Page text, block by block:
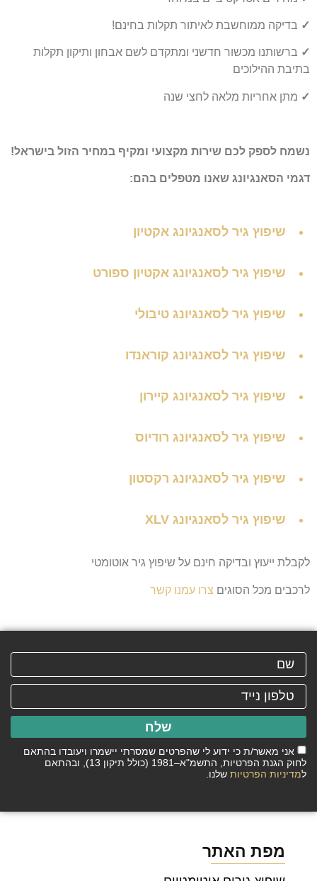
✓ בדיקה ממוחשבת לאיתור תקלות בחינם!
✓ ברשותנו מכשור חדשני ומתקדם לשם אבחון ותיקון תקלות
בתיבת ההילוכים
✓ מתן אחריות מלאה לחצי שנה
נשמח לספק לכם שירות מקצועי ומקיף במחיר הזול בישראל!
דגמי הסאנגיונג שאנו מטפלים בהם:
שיפוץ גיר לסאנגיונג אקטיון
שיפוץ גיר לסאנגיונג אקטיון ספורט
שיפוץ גיר לסאנגיונג טיבולי
שיפוץ גיר לסאנגיונג קוראנדו
שיפוץ גיר לסאנגיונג קיירון
שיפוץ גיר לסאנגיונג רודיוס
שיפוץ גיר לסאנגיונג רקסטון
שיפוץ גיר לסאנגיונג XLV
לקבלת ייעוץ ובדיקה חינם על שיפוץ גיר אוטומטי
לרכבים מכל הסוגים צרו עמנו קשר
אני מאשר/ת כי ידוע לי שהפרטים שמסרתי יישמרו ויעובדו בהתאם
לחוק הגנת הפרטיות, התשמ"א–1981 (כולל תיקון 13), ובהתאם
למדיניות הפרטיות שלנו.
שלח
מפת האתר